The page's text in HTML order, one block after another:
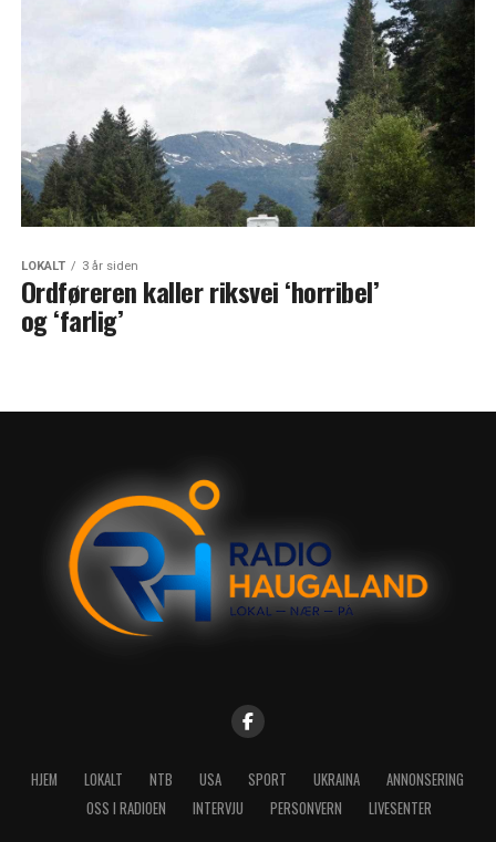
LOKALT 3 år siden
Ordføreren kaller riksvei ‘horribel’
og ‘farlig’
HJEM LOKALT NTB USA SPORT UKRAINA
ANNONSERING
OSS I RADIOEN
INTERVJU PERSONVERN LIVESENTER